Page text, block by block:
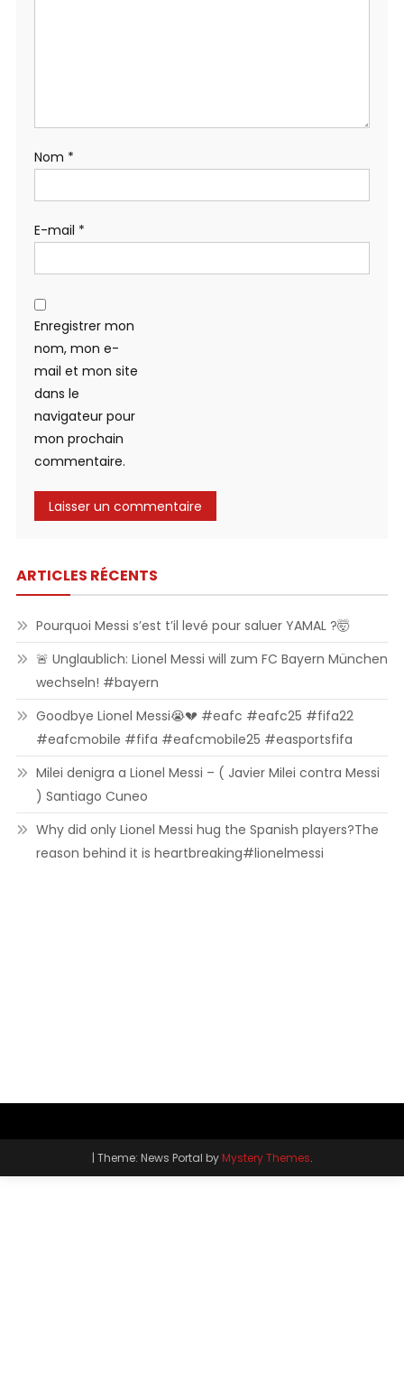
Nom *
E-mail *
Enregistrer mon
nom, mon e-
mail et mon site
dans le
navigateur pour
mon prochain
commentaire.
ARTICLES RÉCENTS
Pourquoi Messi s’est t’il levé pour saluer YAMAL ?🤯
🚨 Unglaublich: Lionel Messi will zum FC Bayern München
wechseln! #bayern
Goodbye Lionel Messi😭💔 #eafc #eafc25 #fifa22
#eafcmobile #fifa #eafcmobile25 #easportsfifa
Milei denigra a Lionel Messi – ( Javier Milei contra Messi
) Santiago Cuneo
Why did only Lionel Messi hug the Spanish players?The
reason behind it is heartbreaking#lionelmessi
Theme: News Portal byMystery Themes.